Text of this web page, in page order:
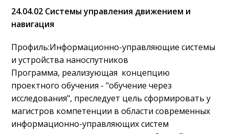
24.04.02 Системы управления движением и
навигация
Профиль:Информационно-управляющие системы
и устройства наноспутников
Программа, реализующая концепцию
проектного обучения - "обучение через
исследования", преследует цель сформировать у
магистров компетенции в области современных
информационно-управляющих систем